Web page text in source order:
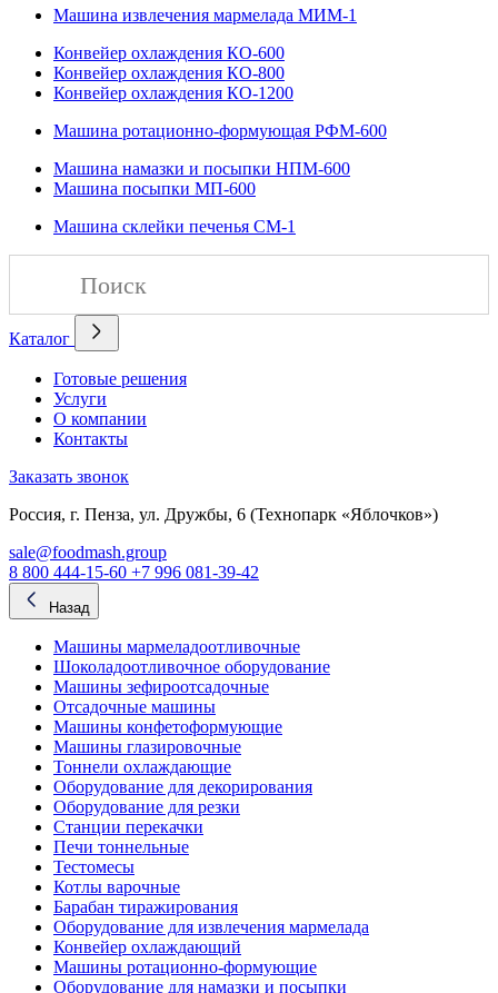
Машина извлечения мармелада МИМ-1
Конвейер охлаждения КО-600
Конвейер охлаждения КО-800
Конвейер охлаждения КО-1200
Машина ротационно-формующая РФМ-600
Машина намазки и посыпки НПМ-600
Машина посыпки МП-600
Машина склейки печенья СМ-1
Каталог
Готовые решения
Услуги
О компании
Контакты
Заказать звонок
Россия, г. Пенза, ул. Дружбы, 6 (Технопарк «Яблочков»)
sale@foodmash.group
8 800 444-15-60 +7 996 081-39-42
Назад
Машины мармеладоотливочные
Шоколадоотливочное оборудование
Машины зефироотсадочные
Отсадочные машины
Машины конфетоформующие
Машины глазировочные
Тоннели охлаждающие
Оборудование для декорирования
Оборудование для резки
Станции перекачки
Печи тоннельные
Тестомесы
Котлы варочные
Барабан тиражирования
Оборудование для извлечения мармелада
Конвейер охлаждающий
Машины ротационно-формующие
Оборудование для намазки и посыпки